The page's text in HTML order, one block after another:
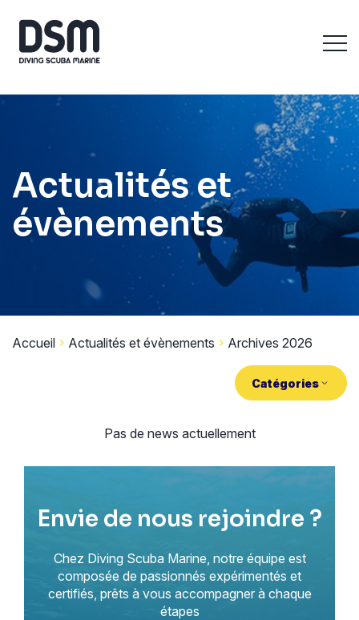
Actualités et
évènements
Accueil Actualités et évènements Archives 2026
Catégories
Pas de news actuellement
Envie de nous rejoindre ?
Chez Diving Scuba Marine, notre équipe est
composée de passionnés expérimentés et
certifiés, prêts à vous accompagner à chaque
étapes